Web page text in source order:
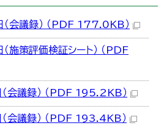
会議録） （PDF 177.0KB）
策評価検証シート） （PDF
会議録） （PDF 195.2KB）
会議録） （PDF 193.4KB）